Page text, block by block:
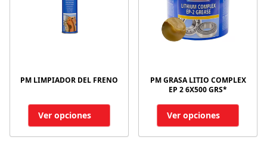
PM LIMPIADOR DEL FRENO
Ver opciones
PM GRASA LITIO COMPLEX
EP 2 6X500 GRS*
Ver opciones